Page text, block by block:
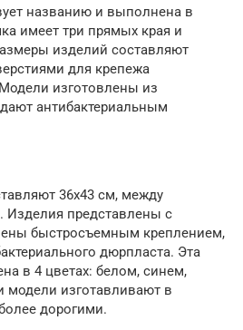
названию и выполнена в
имеет три прямых края и
изделий составляют
для крепежа
изготовлены из
антибактериальным
36х43 см, между
Изделия представлены с
быстросъемным креплением,
дюрпласта. Эта
в 4 цветах: белом, синем,
модели изготавливают в
дорогими.